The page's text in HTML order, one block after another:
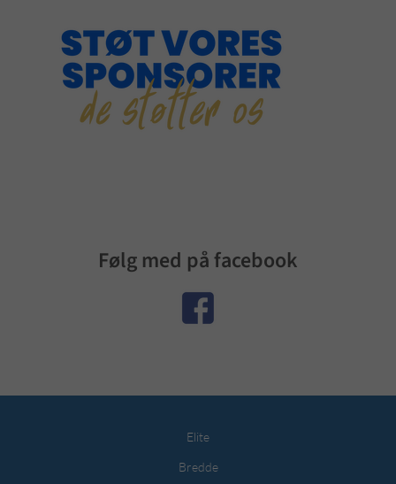
Følg med på facebook
Elite
Bredde